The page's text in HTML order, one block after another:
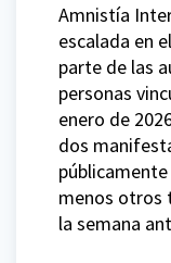
Amnistía
escalada en
parte de las
personas
enero de
dos
menos otros
la semana